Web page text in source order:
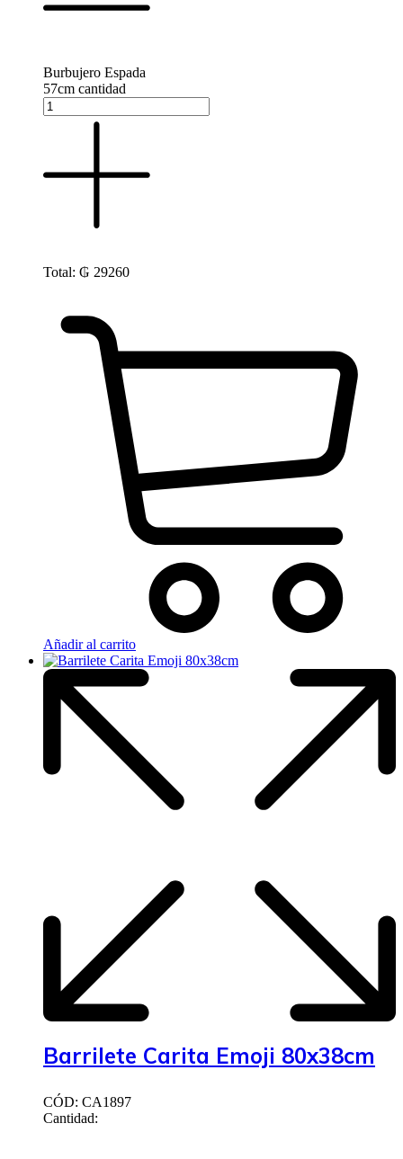
Burbujero Espada
57cm cantidad
Total: ₲ 29260
Añadir al carrito
Barrilete Carita Emoji 80x38cm
CÓD: CA1897
Cantidad: